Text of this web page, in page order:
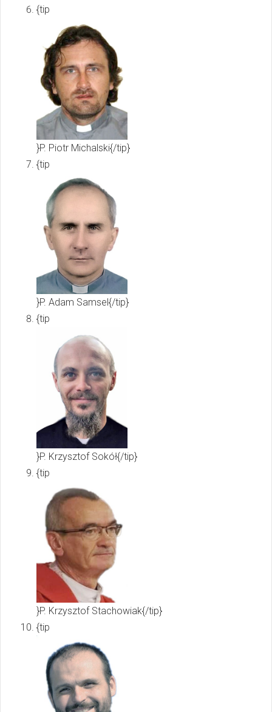
{tip
}P. Piotr Michalski{/tip}
{tip
}P. Adam Samsel{/tip}
{tip
}P. Krzysztof Sokół{/tip}
{tip
}P. Krzysztof Stachowiak{/tip}
{tip